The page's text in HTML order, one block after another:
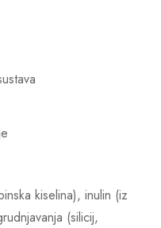
kiselina), inulin (iz
(silicij,